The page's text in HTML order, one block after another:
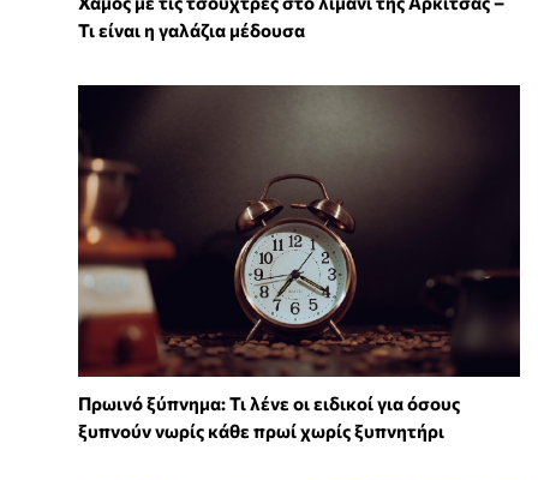
Τι είναι η γαλάζια μέδουσα
Πρωινό ξύπνημα: Τι λένε οι ειδικοί για όσους
ξυπνούν νωρίς κάθε πρωί χωρίς ξυπνητήρι